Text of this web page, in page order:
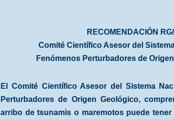
RECOMENDACIÓN
Comité Científico Asesor del
Fenómenos Perturbadores de
El Comité Científico Asesor del Sistema
Perturbadores de Origen Geológico,
arribo de tsunamis o maremotos puede